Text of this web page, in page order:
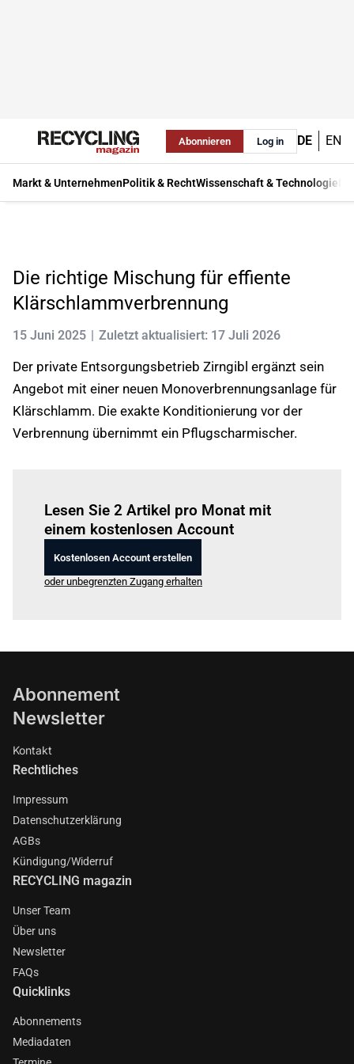
Abonnieren Log in DE EN
Markt & UnternehmenPolitik & RechtWissenschaft & Technologie
Die richtige Mischung für effiente
Klärschlammverbrennung
15 Juni 2025 Zuletzt aktualisiert: 17 Juli 2026
Der private Entsorgungsbetrieb Zirngibl ergänzt sein
Angebot mit einer neuen Monoverbrennungsanlage für
Klärschlamm. Die exakte Konditionierung vor der
Verbrennung übernimmt ein Pflugscharmischer.
Lesen Sie 2 Artikel pro Monat mit
einem kostenlosen Account
Kostenlosen Account erstellen
oder unbegrenzten Zugang erhalten
Abonnement
Newsletter
Kontakt
Rechtliches
Impressum
Datenschutzerklärung
AGBs
Kündigung/Widerruf
RECYCLING magazin
Unser Team
Über uns
Newsletter
FAQs
Quicklinks
Abonnements
Mediadaten